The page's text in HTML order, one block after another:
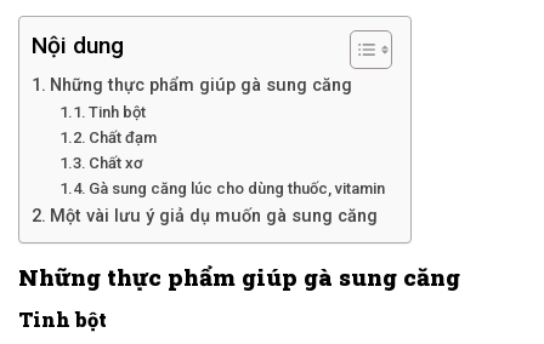
Nội dung
Những thực phẩm giúp gà sung căng
Tinh bột
Chất đạm
Chất xơ
Gà sung căng lúc cho dùng thuốc, vitamin
Một vài lưu ý giả dụ muốn gà sung căng
Những thực phẩm giúp gà sung căng
Tinh bột